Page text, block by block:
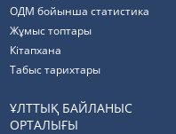
ОДМ бойынша статистика
Жұмыс топтары
Кітапхана
Табыс тарихтары
ҰЛТТЫҚ БАЙЛАНЫС
ОРТАЛЫҒЫ